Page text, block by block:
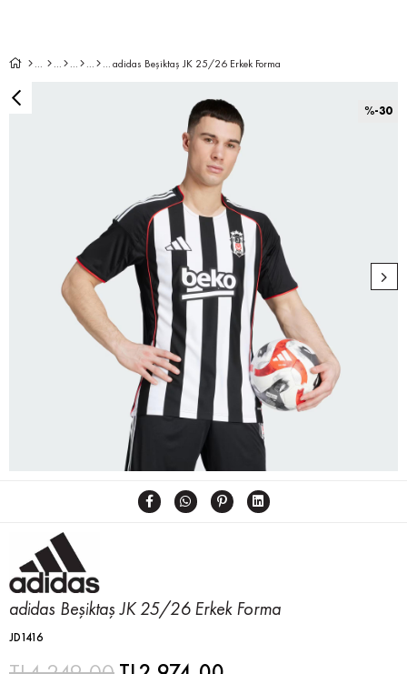
adidas Beşiktaş JK 25/26 Erkek Forma
% 30
adidas Beşiktaş JK 25/26 Erkek Forma
JD1416